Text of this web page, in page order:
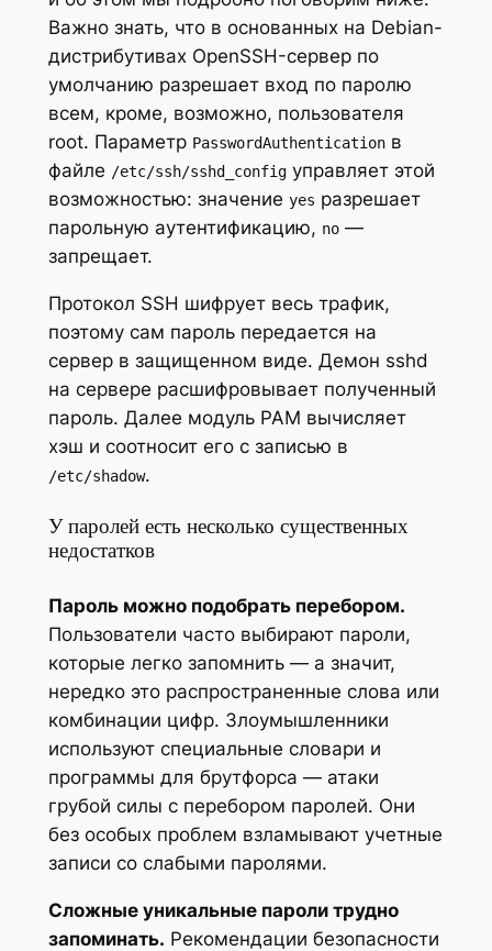
Важно знать, что в основанных на Debian-
дистрибутивах OpenSSH-сервер по
умолчанию разрешает вход по паролю
всем, кроме, возможно, пользователя
root. Параметр PasswordAuthenticationв
файле /etc/ssh/sshd_configуправляет этой
возможностью: значение yes разрешает
парольную аутентификацию, no—
запрещает.
Протокол SSH шифрует весь трафик,
поэтому сам пароль передается на
сервер в защищенном виде. Демон sshd
на сервере расшифровывает полученный
пароль. Далее модуль PAM вычисляет
хэш и соотносит его с записью в
/etc/shadow.
У паролей есть несколько существенных
недостатков
Пароль можно подобрать перебором.
Пользователи часто выбирают пароли,
которые легко запомнить — а значит,
нередко это распространенные слова или
комбинации цифр. Злоумышленники
используют специальные словари и
программы для брутфорса — атаки
грубой силы с перебором паролей. Они
без особых проблем взламывают учетные
записи со слабыми паролями.
Сложные уникальные пароли трудно
запоминать. Рекомендации безопасности